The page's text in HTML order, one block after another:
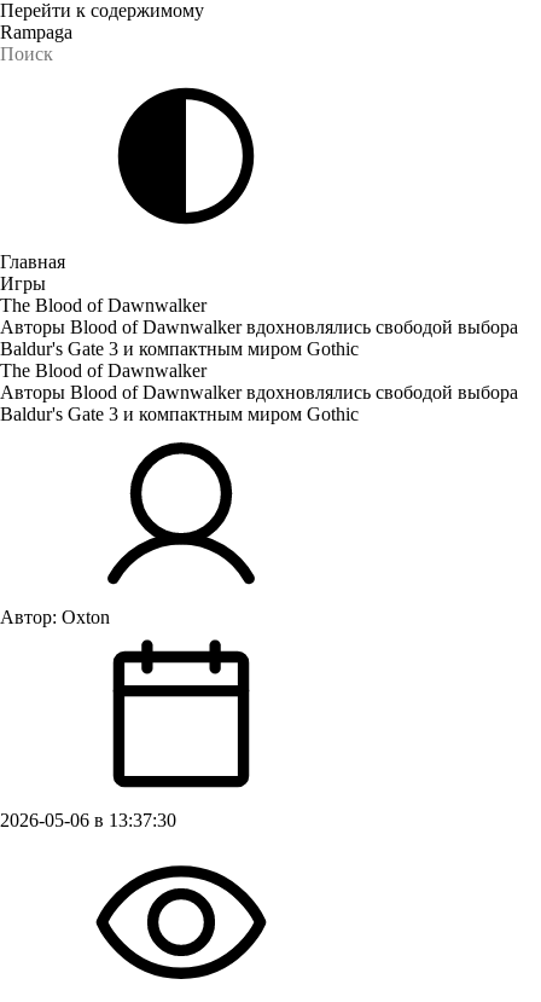
Перейти к содержимому
Rampaga
Главная
Игры
The Blood of Dawnwalker
Авторы Blood of Dawnwalker вдохновлялись свободой выбора
Baldur's Gate 3 и компактным миром Gothic
The Blood of Dawnwalker
Авторы Blood of Dawnwalker вдохновлялись свободой выбора
Baldur's Gate 3 и компактным миром Gothic
Автор: Oxton
2026-05-06 в 13:37:30